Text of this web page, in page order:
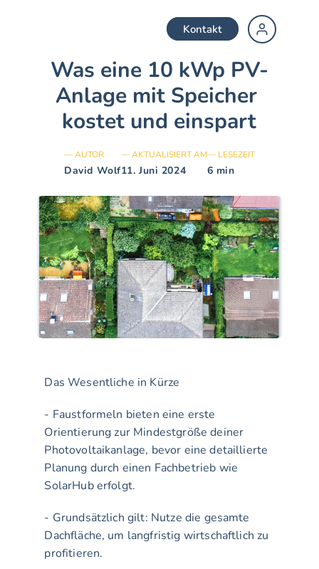
Kontakt
Hausbesitzer ↗
Gemeinde ↗
↗
Was eine 10 kWp PV-
Anlage mit Speicher
kostet und einspart
— AUTOR
David Wolf
— AKTUALISIERT AM
11. Juni 2024
— LESEZEIT
6 min
Das Wesentliche in Kürze
- Faustformeln bieten eine erste
Orientierung zur Mindestgröße deiner
Photovoltaikanlage, bevor eine detaillierte
Planung durch einen Fachbetrieb wie
SolarHub erfolgt.
- Grundsätzlich gilt: Nutze die gesamte
Dachfläche, um langfristig wirtschaftlich zu
profitieren.